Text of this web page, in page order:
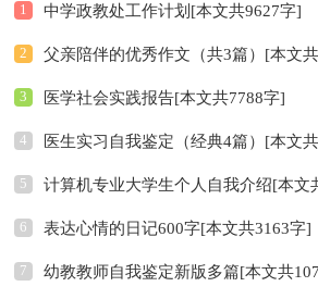
1 中学政教处工作计划[本文共9627字]
2 父亲陪伴的优秀作文（共3篇）[本文
3 医学社会实践报告[本文共7788字]
4 医生实习自我鉴定（经典4篇）[本文
5 计算机专业大学生个人自我介绍[本文
6 表达心情的日记600字[本文共3163字]
7 幼教教师自我鉴定新版多篇[本文共